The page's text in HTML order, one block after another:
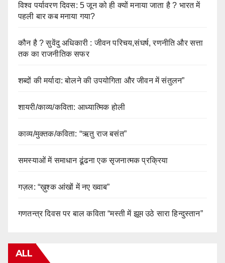
विश्व पर्यावरण दिवस: 5 जून को ही क्यों मनाया जाता है ? भारत में
पहली बार कब मनाया गया?
कौन है ? सुवेंदु अधिकारी : जीवन परिचय,संघर्ष, रणनीति और सत्ता
तक का राजनीतिक सफर
शब्दों की मर्यादा: बोलने की उपयोगिता और जीवन में संतुलन”
शायरी/काव्य/कविता: आध्यात्मिक होली
काव्य/मुक्तक/कविता: “ऋतु राज बसंत”
समस्याओं में समाधान ढूंढना एक सृजनात्मक प्रक्रिया
गज़ल: “ख़ुश्क आंखों में नए ख्वाब”
गणतन्त्र दिवस पर बाल कविता “मस्ती में झूम उठे सारा हिन्दुस्तान”
ALL